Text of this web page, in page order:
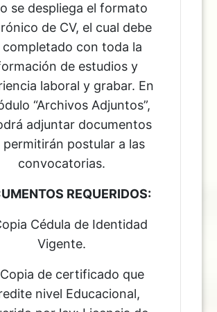
se despliega el formato
de CV, el cual debe
completado con toda la
de estudios y
laboral y grabar. En
“Archivos Adjuntos”,
adjuntar documentos
permitirán postular a las
convocatorias.
REQUERIDOS:
Cédula de Identidad
Vigente.
de certificado que
nivel Educacional,